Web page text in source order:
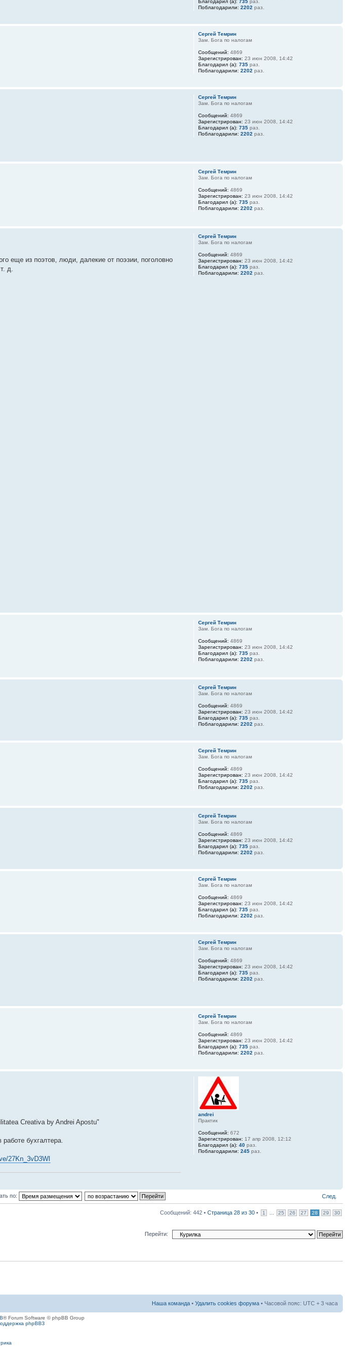
Благодарил (а): 735раз.
Поблагодарили: 2202 раз.
Сергей Темрин
Зам. Бога по налогам
Сообщений: 4869
Зарегистрирован: 23 июн 2008, 14:42
Благодарил (а): 735раз.
Поблагодарили: 2202 раз.
Сергей Темрин
Зам. Бога по налогам
Сообщений: 4869
Зарегистрирован: 23 июн 2008, 14:42
Благодарил (а): 735раз.
Поблагодарили: 2202 раз.
Сергей Темрин
Зам. Бога по налогам
Сообщений: 4869
Зарегистрирован: 23 июн 2008, 14:42
Благодарил (а): 735раз.
Поблагодарили: 2202 раз.
еще из поэтов, люди, далекие от поэзии, поголовно
д.
Сергей Темрин
Зам. Бога по налогам
Сообщений: 4869
Зарегистрирован: 23 июн 2008, 14:42
Благодарил (а): 735раз.
Поблагодарили: 2202 раз.
Сергей Темрин
Зам. Бога по налогам
Сообщений: 4869
Зарегистрирован: 23 июн 2008, 14:42
Благодарил (а): 735раз.
Поблагодарили: 2202 раз.
Сергей Темрин
Зам. Бога по налогам
Сообщений: 4869
Зарегистрирован: 23 июн 2008, 14:42
Благодарил (а): 735раз.
Поблагодарили: 2202 раз.
Сергей Темрин
Зам. Бога по налогам
Сообщений: 4869
Зарегистрирован: 23 июн 2008, 14:42
Благодарил (а): 735раз.
Поблагодарили: 2202 раз.
Сергей Темрин
Зам. Бога по налогам
Сообщений: 4869
Зарегистрирован: 23 июн 2008, 14:42
Благодарил (а): 735раз.
Поблагодарили: 2202 раз.
Сергей Темрин
Зам. Бога по налогам
Сообщений: 4869
Зарегистрирован: 23 июн 2008, 14:42
Благодарил (а): 735раз.
Поблагодарили: 2202 раз.
Сергей Темрин
Зам. Бога по налогам
Сообщений: 4869
Зарегистрирован: 23 июн 2008, 14:42
Благодарил (а): 735раз.
Поблагодарили: 2202 раз.
Сергей Темрин
Зам. Бога по налогам
Сообщений: 4869
Зарегистрирован: 23 июн 2008, 14:42
Благодарил (а): 735раз.
Поблагодарили: 2202 раз.
Creativa by Andrei Apostu"
бухгалтера.
27Kn_3vD3WI
andrei
Практик
Сообщений: 672
Зарегистрирован: 17 апр 2008, 12:12
Благодарил (а): 40раз.
Поблагодарили: 245раз.
След.
по:
Сообщений: 442 • Страница 28 из 30 • 1 25 26 27 28 29 30
Перейти:
Наша команда • Удалить cookies форума • Часовой пояс: UTC + 3 часа
® Forum Software © phpBB Group
phpBB3